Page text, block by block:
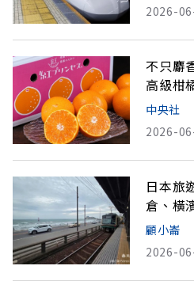
2026-
不只麝
高級柑
調查
中央社
2026-
日本旅
倉、橫
顧小崙
2026-